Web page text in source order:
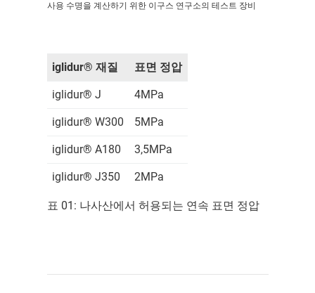
사용 수명을 계산하기 위한 이구스 연구소의 테스트 장비
iglidur® 재질 표면 정압
iglidur® J 4MPa
iglidur® W300 5MPa
iglidur® A180 3,5MPa
iglidur® J350 2MPa
표 01: 나사산에서 허용되는 연속 표면 정압